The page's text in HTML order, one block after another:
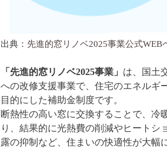
出典： 先進的窓リノベ2025事業公式WEB
「先進的窓リノベ2025事業」 は、国土
への改修支援事業で、住宅のエネルギ
目的にした補助金制度です。
断熱性の高い窓に交換することで、冷
り、結果的に光熱費の削減やヒートシ
露の抑制など、住まいの快適性が大幅